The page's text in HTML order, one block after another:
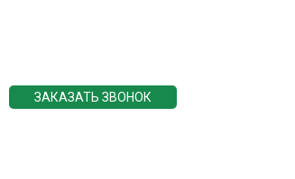
ЗАКАЗАТЬ ЗВОНОК